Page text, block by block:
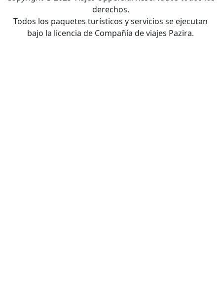
derechos.
Todos los paquetes turísticos y servicios se ejecutan
bajo la licencia de Compañía de viajes Pazira.